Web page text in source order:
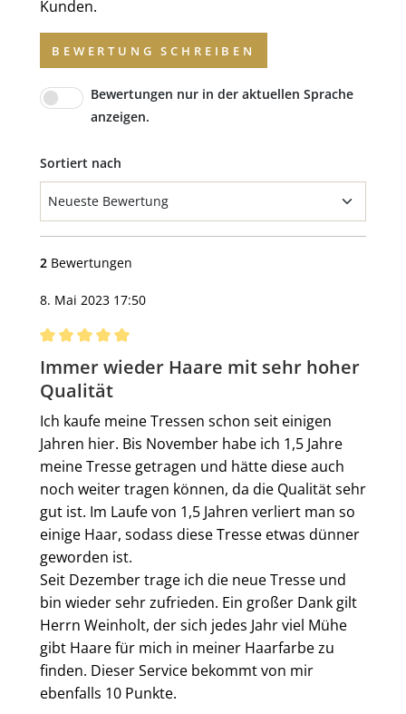
Kunden.
BEWERTUNG SCHREIBEN
Bewertungen nur in der aktuellen Sprache
anzeigen.
Sortiert nach
2 Bewertungen
8. Mai 2023 17:50
Bewertung mit 5 von 5 Sternen
Immer wieder Haare mit sehr hoher
Qualität
Ich kaufe meine Tressen schon seit einigen
Jahren hier. Bis November habe ich 1,5 Jahre
meine Tresse getragen und hätte diese auch
noch weiter tragen können, da die Qualität sehr
gut ist. Im Laufe von 1,5 Jahren verliert man so
einige Haar, sodass diese Tresse etwas dünner
geworden ist.
Seit Dezember trage ich die neue Tresse und
bin wieder sehr zufrieden. Ein großer Dank gilt
Herrn Weinholt, der sich jedes Jahr viel Mühe
gibt Haare für mich in meiner Haarfarbe zu
finden. Dieser Service bekommt von mir
ebenfalls 10 Punkte.